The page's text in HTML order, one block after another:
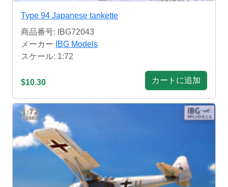
Type 94 Japanese tankette
商品番号: IBG72043
メーカー
IBG Models
スケール: 1:72
$10.30 カートに追加